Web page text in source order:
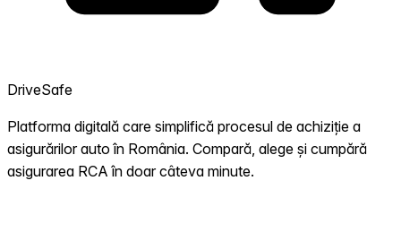
DriveSafe
Platforma digitală care simplifică procesul de achiziție a
asigurărilor auto în România. Compară, alege și cumpără
asigurarea RCA în doar câteva minute.